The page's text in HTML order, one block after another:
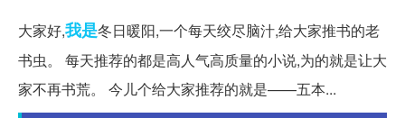
大家好,我是冬日暖阳,一个每天绞尽脑汁,给大家推书的老
书虫。 每天推荐的都是高人气高质量的小说,为的就是让大
家不再书荒。 今儿个给大家推荐的就是——五本...